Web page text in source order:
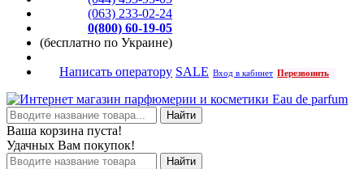
(063) 233-02-24
0(800) 60-19-05
(бесплатно по Украине)
Написать оператору SALE Вход в кабинет Перезвонить
Найти
Ваша корзина пуста!
Удачных Вам покупок!
Найти